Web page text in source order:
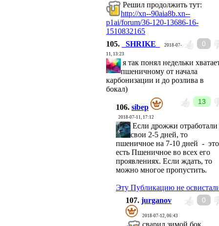
Решил продолжить тут:
http://xn--90aia8b.xn--
p1ai/forum/36-120-13686-16-
1510832165
0
105. _SHRIKE_
2018-07-
11, 13:23
я так понял недельки
пшеничному от начала
карбонизации и до розлива в
бокал)
13
106. sibep
2018-07-11, 17:12
Если дрожжи отработали
свои 2-5 дней, то
пшеничное на 7-10 дней -
есть Пшеничное во всех его
проявлениях. Если ждать, то
можно многое пропустить.
Эту Публикацию не
0
107. jurganov
2018-07-12, 06:43
сварил зимой бок.